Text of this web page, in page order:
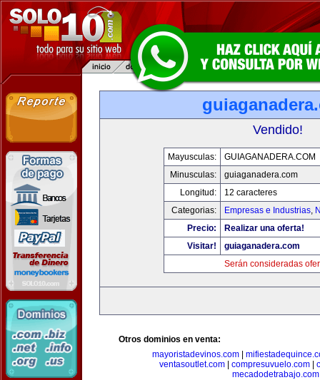
Vendido!
Mayusculas:
GUIAGANADERA.COM
Minusculas:
guiaganadera.com
Longitud:
12 caracteres
Categorias:
Empresas e Industrias,
Precio:
Realizar una oferta!
Visitar!
guiaganadera.com
Serán consideradas
Otros dominios en venta:
mayoristadevinos.com
ventasoutlet.com
compresuvuelo.com
mecadodetrabajo.com